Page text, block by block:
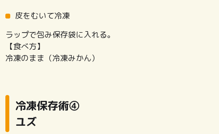
皮をむいて冷凍
ラップで包み保存袋に入れる。
【食べ方】
冷凍のまま（冷凍みかん）
冷凍保存術④
ユズ